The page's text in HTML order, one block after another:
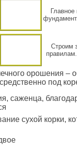
Главное
Строим
правилам..
орошения –
под
саженца,
сухой корки,